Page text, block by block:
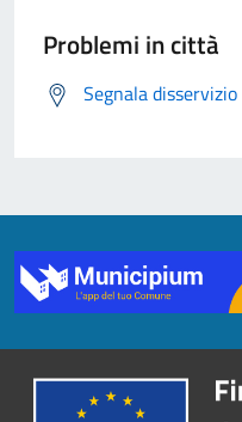
Problemi in città
Segnala disservizio